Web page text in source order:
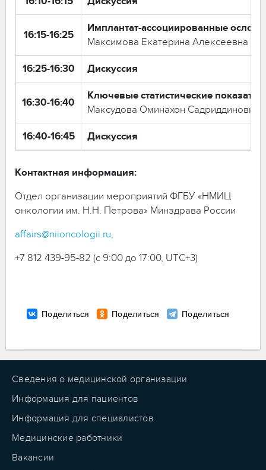
16:15-16:25
Имплантат-ассоциированные
Максимова Екатерина Алексеевна
16:25-16:30 Дискуссия
16:30-16:40
Ключевые статистические
Максудова Оминахон Садриддиновна
16:40-16:45 Дискуссия
Контактная информация:
Отдел организации мероприятий ФГБУ «НМИЦ
онкологии им. Н.Н. Петрова» Минздрава России
affairs@niioncologii.ru,
+7 812 439-95-82 (с 9:00 до 17:00, UTC+3)
Сведения о медицинской организации
Информация для пациентов
Информация для специалистов
Медицинские работники
Вакансии